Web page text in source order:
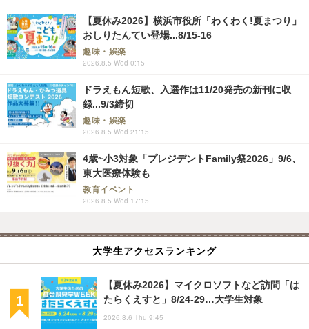
【夏休み2026】横浜市役所「わくわく!夏まつり」
おしりたんてい登場...8/15-16
趣味・娯楽
2026.8.5 Wed 0:15
ドラえもん短歌、入選作は11/20発売の新刊に収
録...9/3締切
趣味・娯楽
2026.8.5 Wed 21:15
4歳~小3対象「プレジデントFamily祭2026」9/6、
東大医療体験も
教育イベント
2026.8.5 Wed 17:15
大学生アクセスランキング
【夏休み2026】マイクロソフトなど訪問「は
たらくえすと」8/24-29…大学生対象
2026.8.6 Thu 9:45